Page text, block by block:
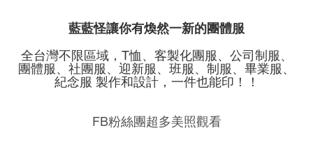
藍藍怪讓你有煥然一新的團體服
全台灣不限區域，T恤、客製化團服、公司制服、
團體服、社團服、迎新服、班服、制服、畢業服、
紀念服 製作和設計，一件也能印！！
FB粉絲團超多美照觀看